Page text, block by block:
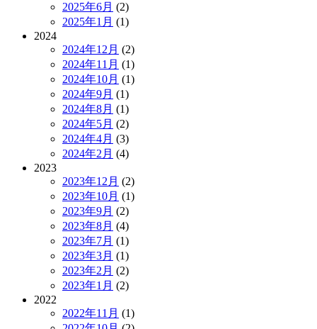
2025年6月 (2)
2025年1月 (1)
2024
2024年12月 (2)
2024年11月 (1)
2024年10月 (1)
2024年9月 (1)
2024年8月 (1)
2024年5月 (2)
2024年4月 (3)
2024年2月 (4)
2023
2023年12月 (2)
2023年10月 (1)
2023年9月 (2)
2023年8月 (4)
2023年7月 (1)
2023年3月 (1)
2023年2月 (2)
2023年1月 (2)
2022
2022年11月 (1)